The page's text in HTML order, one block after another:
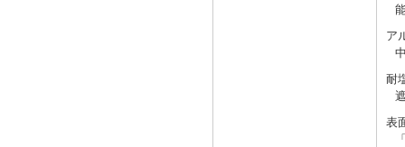
ア
耐
表